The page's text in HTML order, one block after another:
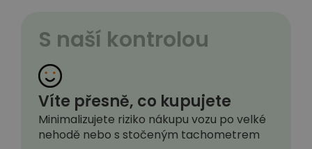
S naší kontrolou
Víte přesně, co kupujete
Minimalizujete riziko nákupu vozu po velké
nehodě nebo s stočeným tachometrem